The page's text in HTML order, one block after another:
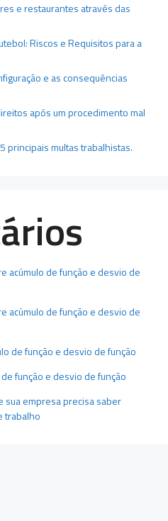
e restaurantes através das
Riscos e Requisitos para a
e as consequências
após um procedimento mal
principais multas trabalhistas.
acúmulo de função e desvio de
acúmulo de função e desvio de
de função e desvio de função
função e desvio de função
sua empresa precisa saber
trabalho